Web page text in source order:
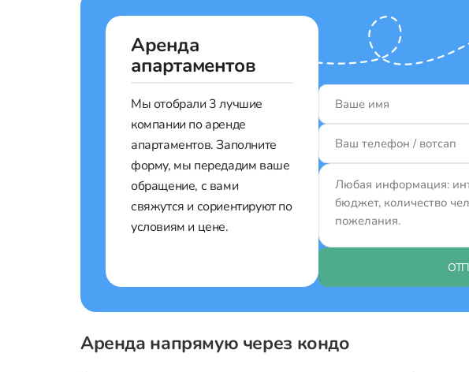
Аренда
апартаментов
Мы отобрали 3 лучшие
компании по аренде
апартаментов. Заполните
форму, мы передадим ваше
обращение, с вами
свяжутся и сориентируют по
условиям и цене.
Аренда напрямую через кондо